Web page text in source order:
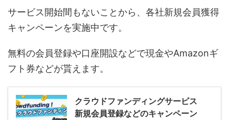
サービス開始間もないことから、各社新規会員獲得
キャンペーンを実施中です。
無料の会員登録や口座開設などで現金やAmazonギ
フト券などが貰えます。
クラウドファンディングサービス
新規会員登録などのキャンペーン